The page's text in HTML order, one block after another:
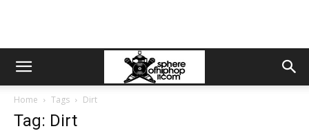
Home Tags Dirt
Tag: Dirt